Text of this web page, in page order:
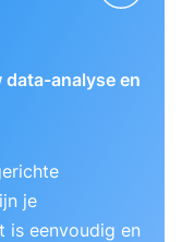
analyse en
je
is eenvoudig en